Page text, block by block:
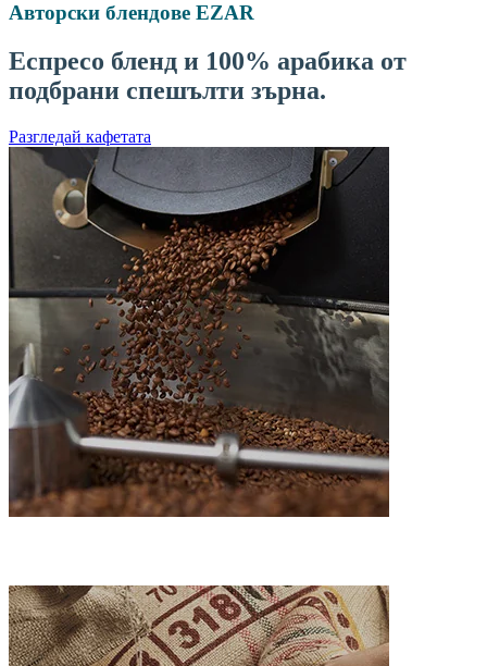
Авторски блендове EZAR
Еспресо бленд и 100% арабика от
подбрани спешълти зърна.
Разгледай кафетата